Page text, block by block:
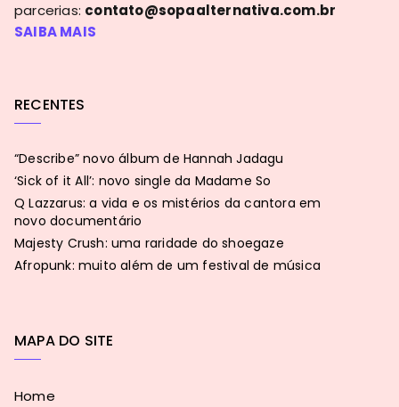
parcerias: contato@sopaalternativa.com.br
SAIBA MAIS
RECENTES
“Describe” novo álbum de Hannah Jadagu
‘Sick of it All’: novo single da Madame So
Q Lazzarus: a vida e os mistérios da cantora em
novo documentário
Majesty Crush: uma raridade do shoegaze
Afropunk: muito além de um festival de música
MAPA DO SITE
Home